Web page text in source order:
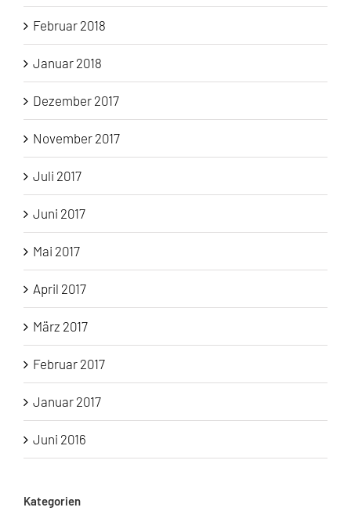
Februar 2018
Januar 2018
Dezember 2017
November 2017
Juli 2017
Juni 2017
Mai 2017
April 2017
März 2017
Februar 2017
Januar 2017
Juni 2016
Kategorien